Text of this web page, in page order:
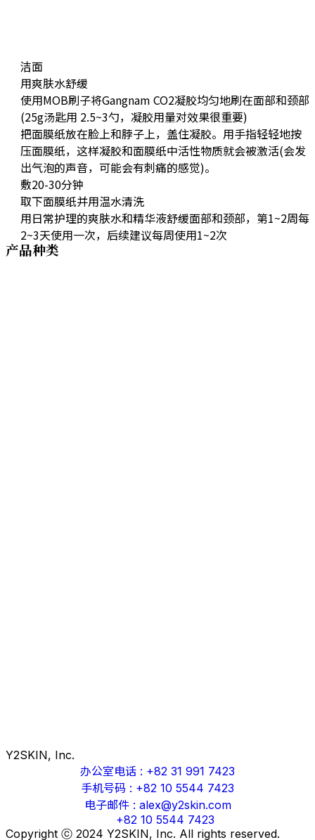
洁面
用爽肤水舒缓
使用MOB刷子将Gangnam CO2凝胶均匀地刷在面部和颈部
(25g汤匙用 2.5~3勺，凝胶用量对效果很重要)
把面膜纸放在脸上和脖子上，盖住凝胶。 用手指轻轻地按
压面膜纸，这样凝胶和面膜纸中活性物质就会被激活(会发
出气泡的声音，可能会有刺痛的感觉)。
敷20-30分钟
取下面膜纸并用温水清洗
用日常护理的爽肤水和精华液舒缓面部和颈部， 第1~2周每
2~3天使用一次，后续建议每周使用1~2次
产品种类
Y2SKIN, Inc.
办公室电话 : +82 31 991 7423
手机号码 : +82 10 5544 7423
电子邮件: alex@y2skin.com
+82 10 5544 7423
Copyright ⓒ 2024 Y2SKIN, Inc. All rights reserved.